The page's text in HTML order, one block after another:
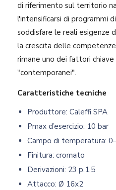
di riferimento sul territorio
l'intensificarsi di programmi
soddisfare le reali esigenze
la crescita delle
rimane uno dei fattori
"contemporanei".​
Caratteristiche tecniche
Produttore: Caleffi SPA
Pmax d’esercizio: 10 bar
Campo di temperatura:
Finitura: cromato
Derivazioni: 23 p.1.5
Attacco: Ø 16x2